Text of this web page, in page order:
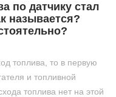
по датчику стал
называется?
топлива, то в первую
и топливной
топлива нет на этой